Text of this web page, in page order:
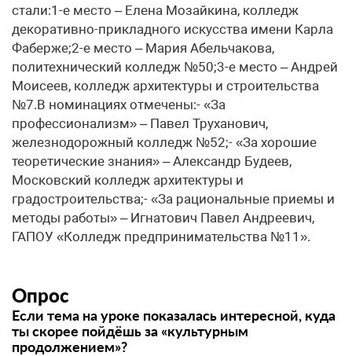
стали:1-е место – Елена Мозайкина, колледж
декоративно-прикладного искусства имени Карла
Фаберже;2-е место – Мария Абельчакова,
политехнический колледж №50;3-е место – Андрей
Моисеев, колледж архитектуры и строительства
№7.В номинациях отмечены:- «За
профессионализм» – Павел Труханович,
железнодорожный колледж №52;- «За хорошие
теоретические знания» – Александр Будеев,
Московский колледж архитектуры и
градостроительства;- «За рациональные приемы и
методы работы» – Игнатович Павел Андреевич,
ГАПОУ «Колледж предпринимательства №11».
Опрос
Если тема на уроке показалась интересной, куда
ты скорее пойдёшь за «культурным
продолжением»?